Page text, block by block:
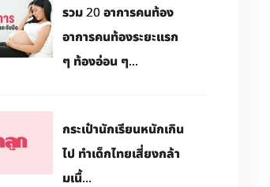
รวม 20 อาการคนท้อง
อาการคนท้องระยะแรก
ๆ ท้องอ่อน ๆ...
กระเป๋านักเรียนหนักเกิน
ไป ทำเด็กไทยเสี่ยงกล้า
มเนื้...